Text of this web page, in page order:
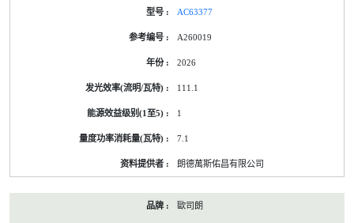
AC63377
A260019
2026
111.1
1
7.1
朗德萬斯佑昌有限公司
歐司朗